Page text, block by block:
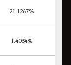
21.1267%
1.4084%